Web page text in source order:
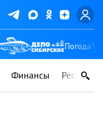
Погода
Финансы Регионы